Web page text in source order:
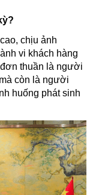
chịu ảnh
vi khách hàng
thuần là người
còn là người
huống phát sinh